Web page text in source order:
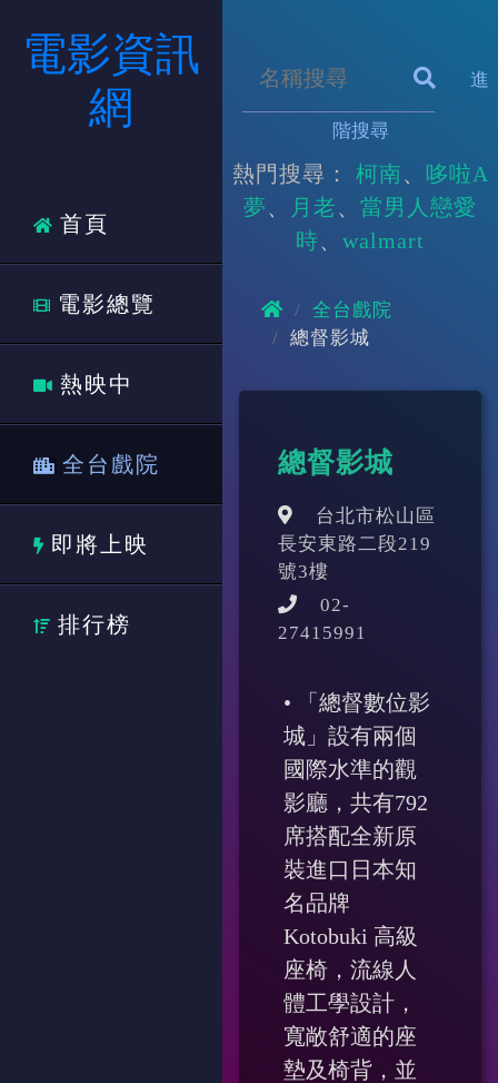
電影資訊
網
首頁
電影總覽
熱映中
全台戲院
即將上映
排行榜
進
階搜尋
熱門搜尋： 柯南
哆啦A
夢
月老
當男人戀愛
時
walmart
全台戲院
總督影城
總督影城
台北市松山區
長安東路二段219
號3樓
02-
27415991
• 「總督數位影
城」設有兩個
國際水準的觀
影廳，共有792
席搭配全新原
裝進口日本知
名品牌
Kotobuki 高級
座椅，流線人
體工學設計，
寬敞舒適的座
墊及椅背，並